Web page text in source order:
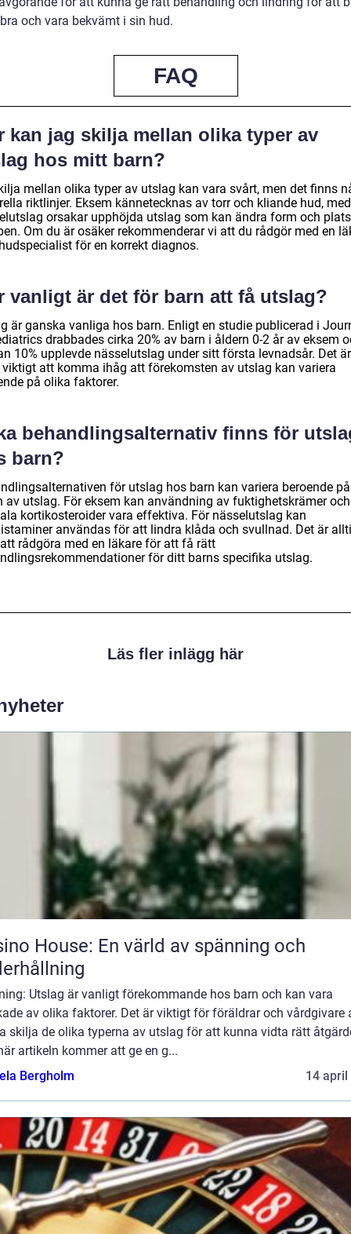
och vara bekvämt i sin hud.
FAQ
kan jag skilja mellan olika typer av
hos mitt barn?
mellan olika typer av utslag kan vara svårt, men det finns
riktlinjer. Eksem kännetecknas av torr och kliande hud,
orsakar upphöjda utslag som kan ändra form och
Om du är osäker rekommenderar vi att du rådgör med en
för en korrekt diagnos.
vanligt är det för barn att få utslag?
är ganska vanliga hos barn. Enligt en studie publicerad i
drabbades cirka 20% av barn i åldern 0-2 år av eksem
10% upplevde nässelutslag under sitt första levnadsår. Det är
att komma ihåg att förekomsten av utslag kan variera
på olika faktorer.
behandlingsalternativ finns för
barn?
för utslag hos barn kan variera beroende på
av utslag. För eksem kan användning av fuktighetskrämer och
kortikosteroider vara effektiva. För nässelutslag kan
användas för att lindra klåda och svullnad. Det är
rådgöra med en läkare för att få rätt
för ditt barns specifika utslag.
Läs fler inlägg här
House: En värld av spänning och
Utslag är vanligt förekommande hos barn och kan vara
av olika faktorer. Det är viktigt för föräldrar och vårdgivare
skilja de olika typerna av utslag för att kunna vidta rätt
artikeln kommer att ge en g...
Bergholm
14 april